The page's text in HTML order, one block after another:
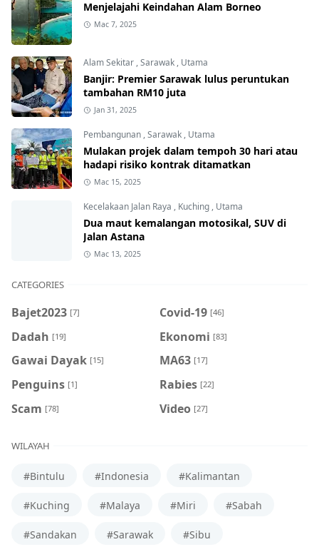
Menjelajahi Keindahan Alam Borneo
Mac 7, 2025
Alam Sekitar ,Sarawak , Utama
Banjir: Premier Sarawak lulus peruntukan
tambahan RM10 juta
Jan 31, 2025
Pembangunan ,Sarawak , Utama
Mulakan projek dalam tempoh 30 hari atau
hadapi risiko kontrak ditamatkan
Mac 15, 2025
Kecelakaan Jalan Raya , Kuching , Utama
Dua maut kemalangan motosikal, SUV di
Jalan Astana
Mac 13, 2025
CATEGORIES
Bajet2023 [7] Covid-19 [46]
Dadah [19] Ekonomi [83]
Gawai Dayak [15] MA63 [17]
Penguins [1] Rabies [22]
Scam [78] Video [27]
WILAYAH
#Bintulu #Indonesia #Kalimantan
#Kuching #Malaya #Miri #Sabah
#Sandakan #Sarawak #Sibu